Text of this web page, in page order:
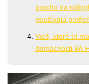
prachu na
používajú profíci!
Vieš, ktoré tri
domácnosti Wi-